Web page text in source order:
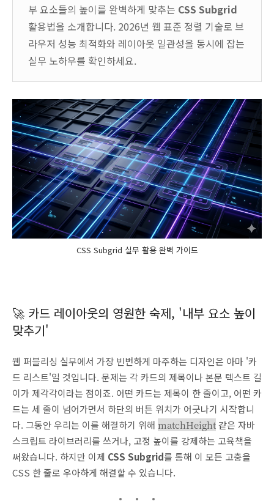
부 요소들의 높이를 완벽하게 맞추는 CSS Subgrid
활용법을 소개합니다. 2026년 웹 표준 정렬 기술로 브
라우저 성능 최적화와 레이아웃 일관성을 동시에 잡는
실무 노하우를 확인하세요.
CSS Subgrid 실무 활용 완벽 가이드
🚀 카드 레이아웃의 영원한 숙제, '내부 요소 높이
맞추기'
웹 퍼블리싱 실무에서 가장 빈번하게 마주하는 디자인은 아마 '카
드 리스트'일 것입니다. 문제는 각 카드의 제목이나 본문 텍스트 길
이가 제각각이라는 점이죠. 어떤 카드는 제목이 한 줄이고, 어떤 카
드는 세 줄이 넘어가면서 하단의 버튼 위치가 어긋나기 시작합니
다. 그동안 우리는 이를 해결하기 위해 matchHeight 같은 자바
스크립트 라이브러리를 쓰거나, 고정 높이를 강제하는 고육책을
써왔습니다. 하지만 이제 CSS Subgrid를 통해 이 모든 고충을
CSS 한 줄로 우아하게 해결할 수 있습니다.